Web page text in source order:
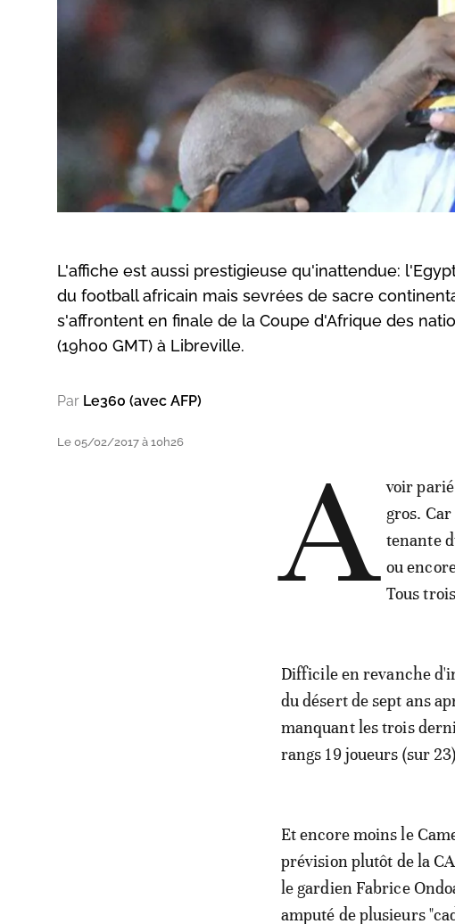
L'affiche est aussi prestigieuse qu'inattendue:
du football africain mais sevrées de sacre
s'affrontent en finale de la Coupe d'Afrique des
(19h00 GMT) à Libreville.
Par Le360 (avec AFP)
Le 05/02/2017 à 10h26 A voir
gros.
tenante
ou
Tous
Difficile en revanche
du désert de sept ans
manquant les trois
rangs 19 joueurs (sur
Et encore moins le
prévision plutôt de la
le gardien Fabrice
amputé de plusieurs